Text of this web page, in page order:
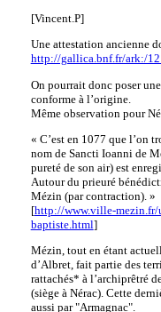
[Vincent.P]
Une attestation ancienne
http://gallica.bnf.fr/ark:/
On pourrait donc poser
conforme à l’origine.
Même observation pour
« C’est en 1077 que l’on
nom de Sancti Ioanni de
pureté de son air) est
Autour du prieuré
Mézin (par contraction). »
[http://www.ville-mezin.fr/
baptiste.html]
Mézin, tout en étant
d’Albret, fait partie des
rattachés* à l’archiprêtré
(siège à Nérac). Cette
aussi par "Armagnac".